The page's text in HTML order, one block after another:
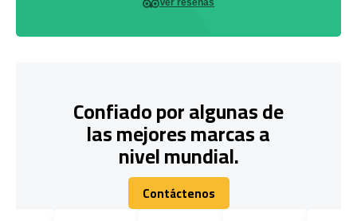
Confiado por algunas de
las mejores marcas a
nivel mundial.
Contáctenos
Contáctenos